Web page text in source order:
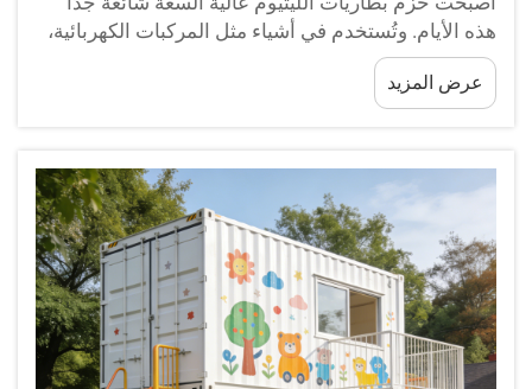
هذه الأيام. وتُستخدم في أشياء مثل المركبات الكهربائية،
والأجهزة الصغيرة، وأنظمة توفير الطاقة المنزلية. وتنتج
تتميّز بالقوة والمتانة وطول العمر. وهذه البطاريات...
عرض المزيد